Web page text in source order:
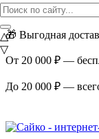
ВНИМАНИЕ
🎁 Выгодная
От 20 000 ₽ —
До 20 000 ₽ —
△
▽